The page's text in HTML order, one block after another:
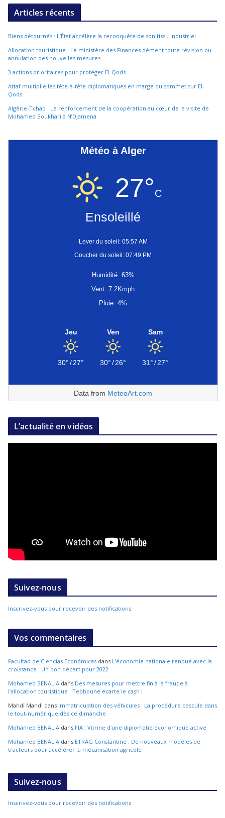
Articles récents
Biens détournés : L’État accélère la reconquête de son tissu industriel
Allocation touristique : Le ministère des Finances dément toute révision ou
annulation des nouvelles mesures
3 actions prioritaires pour protéger El-Qods
Attaf multiplie les tête-à-tête diplomatiques en marge du sommet sur El-
Qods
Algérie-Tchad : Le renforcement de la coopération au cœur de la visite de
Mohamed Boukhari à N’Djamena
Météo à Alger
27°C
Ensoleillé
Lever du soleil: 05:57 AM
Coucher du soleil: 07:49 PM
Humidité: 63%
Vent: 7.2Kmph
Pluie: 4%
Jeu
30°/27°
Ven
30°/26°
Sam
31°/27°
Data from MeteoArt.com
L’actualité en vidéos
Suivez-nous
Inscrivez-vous pour recevoir des notifications
Vos commentaires
Facultad de Ciencias Económicas dans L’économie nationale renoue avec la
croissance : Un bon départ pour 2022
Mohamed BENALIA dans Des mesures pour mettre fin à la fraude à
l’allocation touristique : Tebboune écarte le cash !
Mahdi Mahdi dans Immatriculation des véhicules : La procédure bascule dans
le tout-numérique dès ce dimanche
Mohamed BENALIA dans FIA : Vitrine d’une diplomatie économique active
Mohamed BENALIA dans ETRAG Constantine : De nouveaux modèles de
tracteurs pour accélérer la mécanisation agricole
Suivez-nous
Inscrivez-vous pour recevoir des notifications